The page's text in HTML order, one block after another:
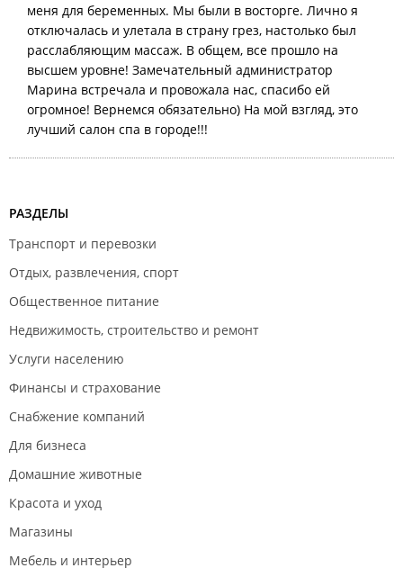
меня для беременных. Мы были в восторге. Лично я
отключалась и улетала в страну грез, настолько был
расслабляющим массаж. В общем, все прошло на
высшем уровне! Замечательный администратор
Марина встречала и провожала нас, спасибо ей
огромное! Вернемся обязательно) На мой взгляд, это
лучший салон спа в городе!!!
РАЗДЕЛЫ
Транспорт и перевозки
Отдых, развлечения, спорт
Общественное питание
Недвижимость, строительство и ремонт
Услуги населению
Финансы и страхование
Снабжение компаний
Для бизнеса
Домашние животные
Красота и уход
Магазины
Мебель и интерьер